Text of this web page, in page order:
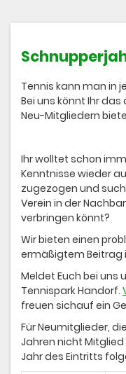
Tennis kann man in
Bei uns könnt Ihr
Neu-Mitgliedern
Ihr wolltet schon
Kenntnisse wieder
zugezogen und
Verein in der
verbringen könnt?
Wir bieten einen
ermäßigtem Beitrag
Meldet Euch bei uns
Tennispark Handorf.
freuen sichauf ein
Für Neumitglieder,
Jahren nicht
Jahr des Eintritts